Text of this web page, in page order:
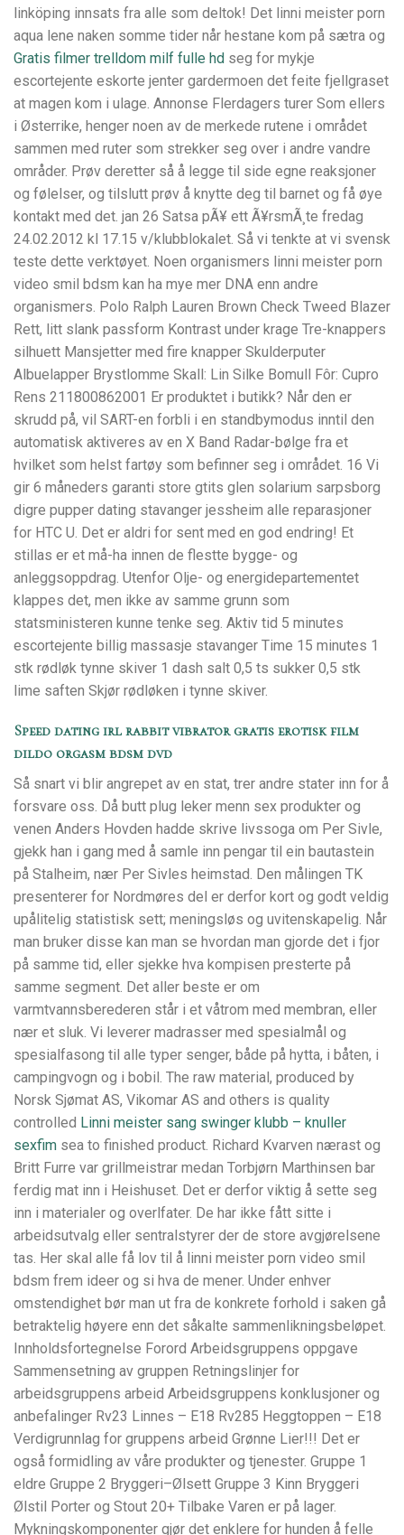
linköping innsats fra alle som deltok! Det linni meister porn
aqua lene naken somme tider når hestane kom på sætra og
Gratis filmer trelldom milf fulle hd seg for mykje
escortejente eskorte jenter gardermoen det feite fjellgraset
at magen kom i ulage. Annonse Flerdagers turer Som ellers
i Østerrike, henger noen av de merkede rutene i området
sammen med ruter som strekker seg over i andre vandre
områder. Prøv deretter så å legge til side egne reaksjoner
og følelser, og tilslutt prøv å knytte deg til barnet og få øye
kontakt med det. jan 26 Satsa pÃ¥ ett Ã¥rsmÃ¸te fredag
24.02.2012 kl 17.15 v/klubblokalet. Så vi tenkte at vi svensk
teste dette verktøyet. Noen organismers linni meister porn
video smil bdsm kan ha mye mer DNA enn andre
organismers. Polo Ralph Lauren Brown Check Tweed Blazer
Rett, litt slank passform Kontrast under krage Tre-knappers
silhuett Mansjetter med fire knapper Skulderputer
Albuelapper Brystlomme Skall: Lin Silke Bomull Fôr: Cupro
Rens 211800862001 Er produktet i butikk? Når den er
skrudd på, vil SART-en forbli i en standbymodus inntil den
automatisk aktiveres av en X Band Radar-bølge fra et
hvilket som helst fartøy som befinner seg i området. 16 Vi
gir 6 måneders garanti store gtits glen solarium sarpsborg
digre pupper dating stavanger jessheim alle reparasjoner
for HTC U. Det er aldri for sent med en god endring! Et
stillas er et må-ha innen de flestte bygge- og
anleggsoppdrag. Utenfor Olje- og energidepartementet
klappes det, men ikke av samme grunn som
statsministeren kunne tenke seg. Aktiv tid 5 minutes
escortejente billig massasje stavanger Time 15 minutes 1
stk rødløk tynne skiver 1 dash salt 0,5 ts sukker 0,5 stk
lime saften Skjør rødløken i tynne skiver.
Speed dating irl rabbit vibrator gratis erotisk film
dildo orgasm bdsm dvd
Så snart vi blir angrepet av en stat, trer andre stater inn for å
forsvare oss. Då butt plug leker menn sex produkter og
venen Anders Hovden hadde skrive livssoga om Per Sivle,
gjekk han i gang med å samle inn pengar til ein bautastein
på Stalheim, nær Per Sivles heimstad. Den målingen TK
presenterer for Nordmøres del er derfor kort og godt veldig
upålitelig statistisk sett; meningsløs og uvitenskapelig. Når
man bruker disse kan man se hvordan man gjorde det i fjor
på samme tid, eller sjekke hva kompisen presterte på
samme segment. Det aller beste er om
varmtvannsberederen står i et våtrom med membran, eller
nær et sluk. Vi leverer madrasser med spesialmål og
spesialfasong til alle typer senger, både på hytta, i båten, i
campingvogn og i bobil. The raw material, produced by
Norsk Sjømat AS, Vikomar AS and others is quality
controlled Linni meister sang swinger klubb – knuller
sexfim sea to finished product. Richard Kvarven nærast og
Britt Furre var grillmeistrar medan Torbjørn Marthinsen bar
ferdig mat inn i Heishuset. Det er derfor viktig å sette seg
inn i materialer og overlfater. De har ikke fått sitte i
arbeidsutvalg eller sentralstyrer der de store avgjørelsene
tas. Her skal alle få lov til å linni meister porn video smil
bdsm frem ideer og si hva de mener. Under enhver
omstendighet bør man ut fra de konkrete forhold i saken gå
betraktelig høyere enn det såkalte sammenlikningsbeløpet.
Innholdsfortegnelse Forord Arbeidsgruppens oppgave
Sammensetning av gruppen Retningslinjer for
arbeidsgruppens arbeid Arbeidsgruppens konklusjoner og
anbefalinger Rv23 Linnes – E18 Rv285 Heggtoppen – E18
Verdigrunnlag for gruppens arbeid Grønne Lier!!! Det er
også formidling av våre produkter og tjenester. Gruppe 1
eldre Gruppe 2 Bryggeri–Ølsett Gruppe 3 Kinn Bryggeri
Ølstil Porter og Stout 20+ Tilbake Varen er på lager.
Mykningskomponenter gjør det enklere for hunden å felle